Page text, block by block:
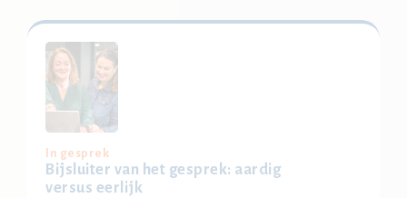
werkdruk slimmer te benaderen, zodat je aan het eind
van de dag meer energie overhoudt.
Locatie: Delft, Bussum, Eindhoven, Weidum, Regio
Achterhoek-Twente
Bestel je ticket
In gesprek
Bijsluiter van het gesprek: aardig
versus eerlijk